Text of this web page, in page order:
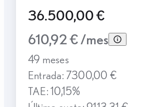
36.500,00 €
610,92 € /mes
49 meses
Entrada: 7300,00 €
TAE: 10,15%